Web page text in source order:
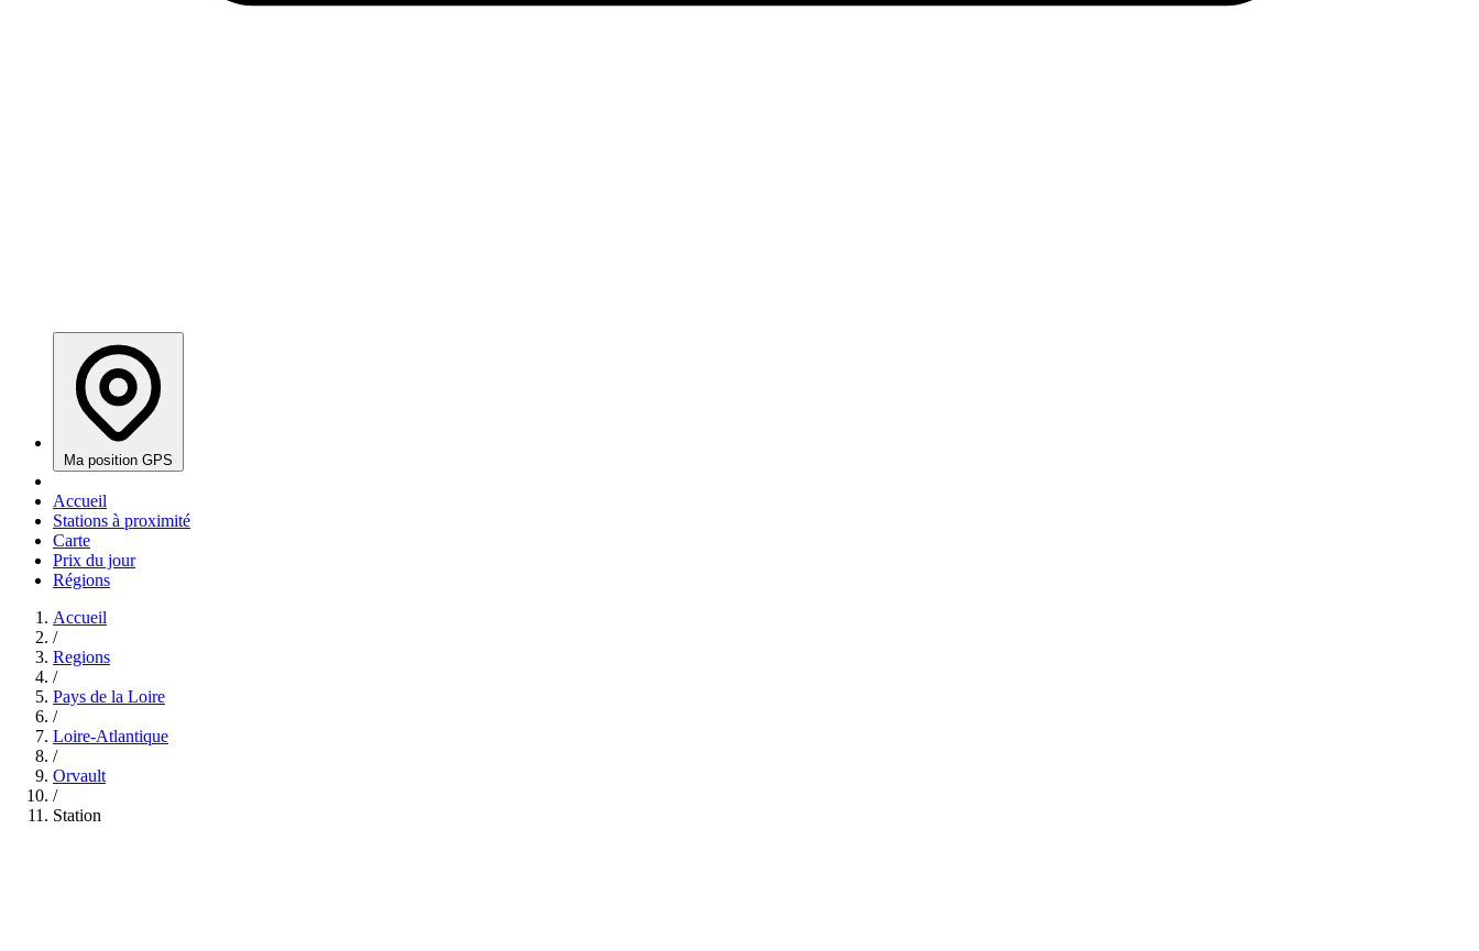
Ma position GPS
Accueil
Stations à proximité
Carte
Prix du jour
Régions
Accueil
/
Regions
/
Pays de la Loire
/
Loire-Atlantique
/
Orvault
/
Station